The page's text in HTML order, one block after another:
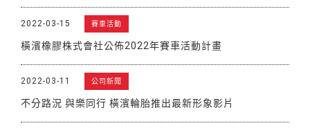
2022-03-15 賽車活動
橫濱橡膠株式會社公佈2022年賽車活動計畫
2022-03-11 公司新聞
不分路況 與樂同行 橫濱輪胎推出最新形象影片